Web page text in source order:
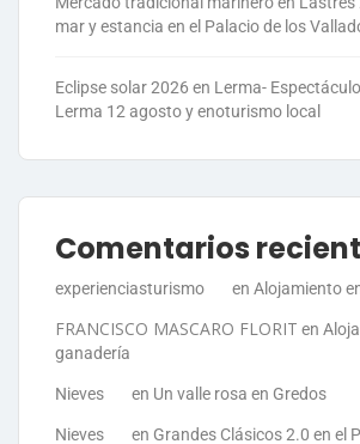
mar y estancia en el Palacio de los
Eclipse solar 2026 en Lerma-
Lerma 12 agosto y enoturismo local
Comentarios
experienciasturismo en Alojamiento
FRANCISCO MASCARO FLORIT en
ganadería
Nieves en Un valle rosa en Gredos
Nieves en Grandes Clásicos 2.0 en el